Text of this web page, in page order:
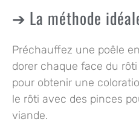
La méthode
Préchauffez une poêle
dorer chaque face du
pour obtenir une
le rôti avec des pinces
viande.